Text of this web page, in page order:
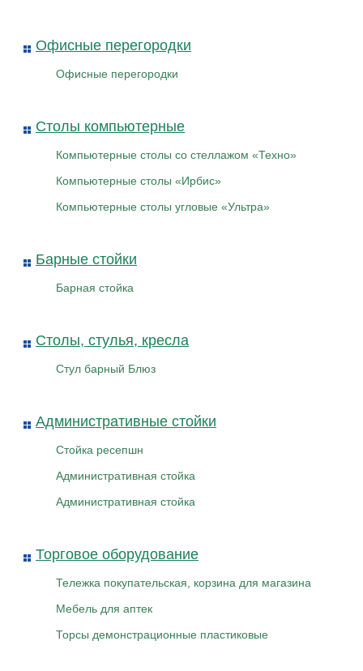
Офисные перегородки
Офисные перегородки
Столы компьютерные
Компьютерные столы со стеллажом «Техно»
Компьютерные столы «Ирбис»
Компьютерные столы угловые «Ультра»
Барные стойки
Барная стойка
Столы, стулья, кресла
Стул барный Блюз
Административные стойки
Стойка ресепшн
Административная стойка
Административная стойка
Торговое оборудование
Тележка покупательская, корзина для магазина
Мебель для аптек
Торсы демонстрационные пластиковые